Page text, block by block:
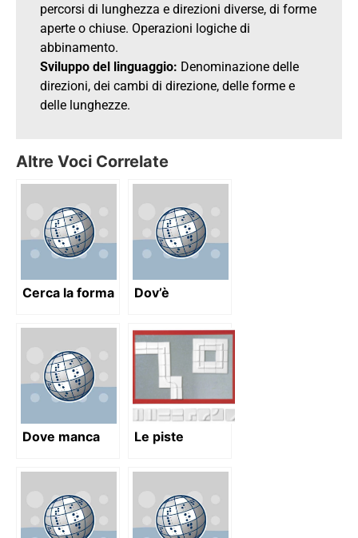
percorsi di lunghezza e direzioni diverse, di forme
aperte o chiuse. Operazioni logiche di
abbinamento.
Sviluppo del linguaggio: Denominazione delle
direzioni, dei cambi di direzione, delle forme e
delle lunghezze.
Altre Voci Correlate
Cerca la forma Dov’è
Dove manca Le piste